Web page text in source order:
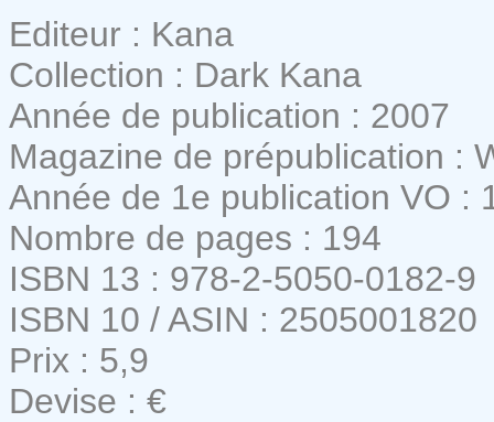
Editeur : Kana
Collection : Dark Kana
Année de publication : 2007
Magazine de prépublication :
Année de 1e publication VO :
Nombre de pages : 194
ISBN 13 : 978-2-5050-0182-9
ISBN 10 / ASIN : 2505001820
Prix : 5,9
Devise : €